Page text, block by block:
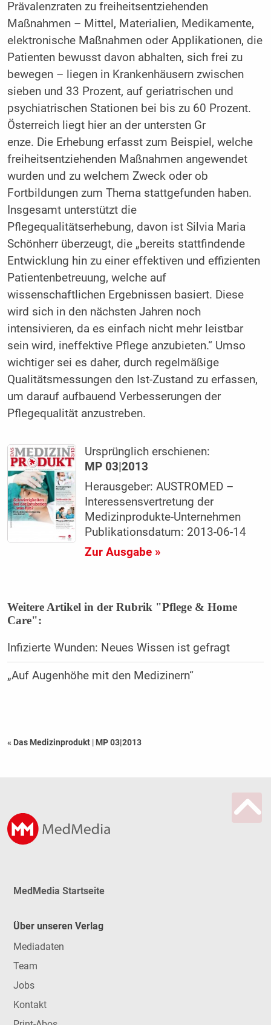
Prävalenzraten zu freiheitsentziehenden
Maßnahmen – Mittel, Materialien, Medikamente,
elektronische Maßnahmen oder Applikationen, die
Patienten bewusst davon abhalten, sich frei zu
bewegen – liegen in Krankenhäusern zwischen
sieben und 33 Prozent, auf geriatrischen und
psychiatrischen Stationen bei bis zu 60 Prozent.
Österreich liegt hier an der untersten Gr
enze. Die Erhebung erfasst zum Beispiel, welche
freiheitsentziehenden Maßnahmen angewendet
wurden und zu welchem Zweck oder ob
Fortbildungen zum Thema stattgefunden haben.
Insgesamt unterstützt die
Pflegequalitätserhebung, davon ist Silvia Maria
Schönherr überzeugt, die „bereits stattfindende
Entwicklung hin zu einer effektiven und effizienten
Patientenbetreuung, welche auf
wissenschaftlichen Ergebnissen basiert. Diese
wird sich in den nächsten Jahren noch
intensivieren, da es einfach nicht mehr leistbar
sein wird, ineffektive Pflege anzubieten.“ Umso
wichtiger sei es daher, durch regelmäßige
Qualitätsmessungen den Ist-Zustand zu erfassen,
um darauf aufbauend Verbesserungen der
Pflegequalität anzustreben.
Ursprünglich erschienen:
MP 03|2013
Herausgeber: AUSTROMED –
Interessensvertretung der
Medizinprodukte-Unternehmen
Publikationsdatum: 2013-06-14
Zur Ausgabe »
Weitere Artikel in der Rubrik "Pflege & Home
Care":
Infizierte Wunden: Neues Wissen ist gefragt
„Auf Augenhöhe mit den Medizinern“
« Das Medizinprodukt | MP 03|2013
MedMedia Startseite
Über unseren Verlag
Mediadaten
Team
Jobs
Kontakt